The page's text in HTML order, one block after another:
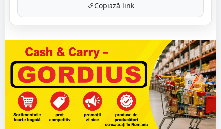
Copiază link